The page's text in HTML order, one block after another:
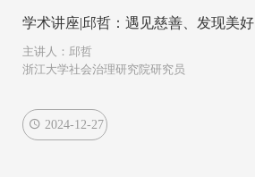
学术讲座|邱哲：遇见慈善、发现美好
主讲人：邱哲
浙江大学社会治理研究院研究员
2024-12-27